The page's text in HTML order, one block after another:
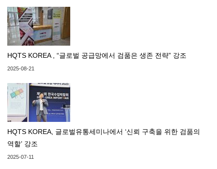
HQTS KOREA , “글로벌 공급망에서 검품은 생존 전략” 강조
2025-08-21
HQTS KOREA, 글로벌유통세미나에서 ‘신뢰 구축을 위한 검품의
역할’ 강조
2025-07-11